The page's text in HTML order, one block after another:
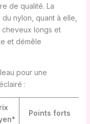
de qualité. La
nylon, quant à elle,
cheveux longs et
et démêle
pour une
:
Points forts